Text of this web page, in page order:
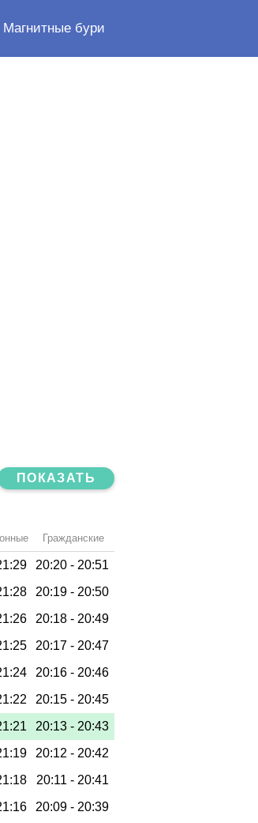
Магнитные бури
ПОКАЗАТЬ
Гражданские
20:20 - 20:51
20:19 - 20:50
20:18 - 20:49
20:17 - 20:47
20:16 - 20:46
20:15 - 20:45
20:13 - 20:43
20:12 - 20:42
20:11 - 20:41
20:09 - 20:39